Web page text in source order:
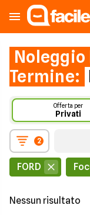
Noleggio
Termine:
Offerta per
Privati
2
FORD
Nessun risultato